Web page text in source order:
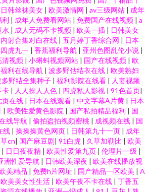
日韩丝袜美女 | 欧美激情网 | av三级网站 | 成年
利 | 成年人免费看网站 | 免费国产在线视频 | a
水 | 成人无码不卡视频 | 欧美一插 | 日韩美女
内射合集对白在线 | 五月婷丁香综合网 | 日本
四虎九一 | 香蕉福利导航 | 亚州色图乱伦小说 |
清视频 | 小蝌蚪视频网站 | 国产在线视频 | 欧
利在线导航 | 波多野估结衣在线 | 欧美熟妇
多野结全集种子 | 福利影院在线看 | 人妻视频
卡 | 人人操人人色 | 四虎私人影视 | 91色首页|
页在线 | 日本在线观看 | 中文字幕A片黄 | 日本
| 欧美性爱黄色影院 | 国产私拍精品福利 | 国
线导航 | 偷拍盗拍视频密桃 | 成视频在线 | 国
线 | 操操操黄色网页 | 日韩第九十一页 | 成年
cn| 国产麻豆剧| 91白虎 | 久草加勒比 | 欧美
| 日日夜夜精 | 欧美性爱第九页 | 伦理片一级 |
洲性爱导航 | 日韩欧美深夜 | 欧美在线播放视
美精品 | 免费h片网址 | 国产精品一区欧美 | A
欧美美女性生活 | 欧美午夜不卡在线 | 丁香五